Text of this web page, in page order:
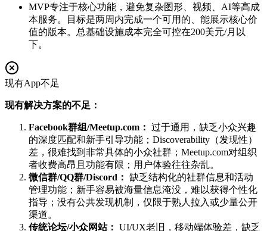
MVP专注于核心功能，避免复杂图形、视频、AI等高成
本服务。目标是两周内完成一个可用的、能展示核心价
值的版本。总基础设施成本完全可控在200美元/月以
下。
现有App不足
现有解决方案的不足：
Facebook群组/Meetup.com： 过于通用，缺乏小众兴趣
的深度匹配和新手引导功能；Discoverability（发现性）
差，很难找到非常具体的小众社群；Meetup.com对组织
者收费高昂且功能有限；用户体验往往杂乱。
微信群/QQ群/Discord： 缺乏结构化的社群信息和活动
管理功能；新手容易被海量信息淹没，难以获得个性化
指导；没有公共发现机制，仅限于熟人拉入或少量公开
渠道。
传统论坛/小众网站： UI/UX老旧，移动端体验差，缺乏